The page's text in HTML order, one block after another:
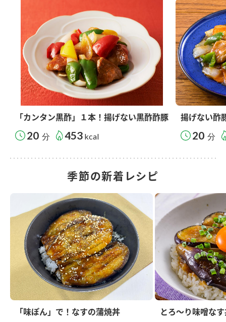
「カンタン黒酢」１本！揚げない黒酢酢豚
20 分 453 kcal
揚げない酢
20 分
季節の新着レシピ
「味ぽん」で！なすの蒲焼丼 とろ～り味噌な